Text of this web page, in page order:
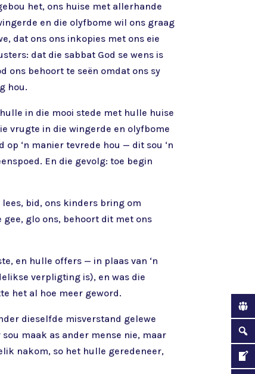
het, ons huise met allerhande
en die olyfbome wil ons graag
dat ons ons inkopies met ons eie
dat die sabbat God se wens is
ons behoort te seën omdat ons sy
hou.
in die mooi stede met hulle huise
vrugte in die wingerde en olyfbome
‘n manier tevrede hou — dit sou ‘n
En die gevolg: toe begin
bid, ons kinders bring om
glo ons, behoort dit met ons
en hulle offers — in plaas van ‘n
verpligting is), en was die
het al hoe meer geword.
dieselfde misverstand gelewe
maak as ander mense nie, maar
nakom, so het hulle geredeneer,